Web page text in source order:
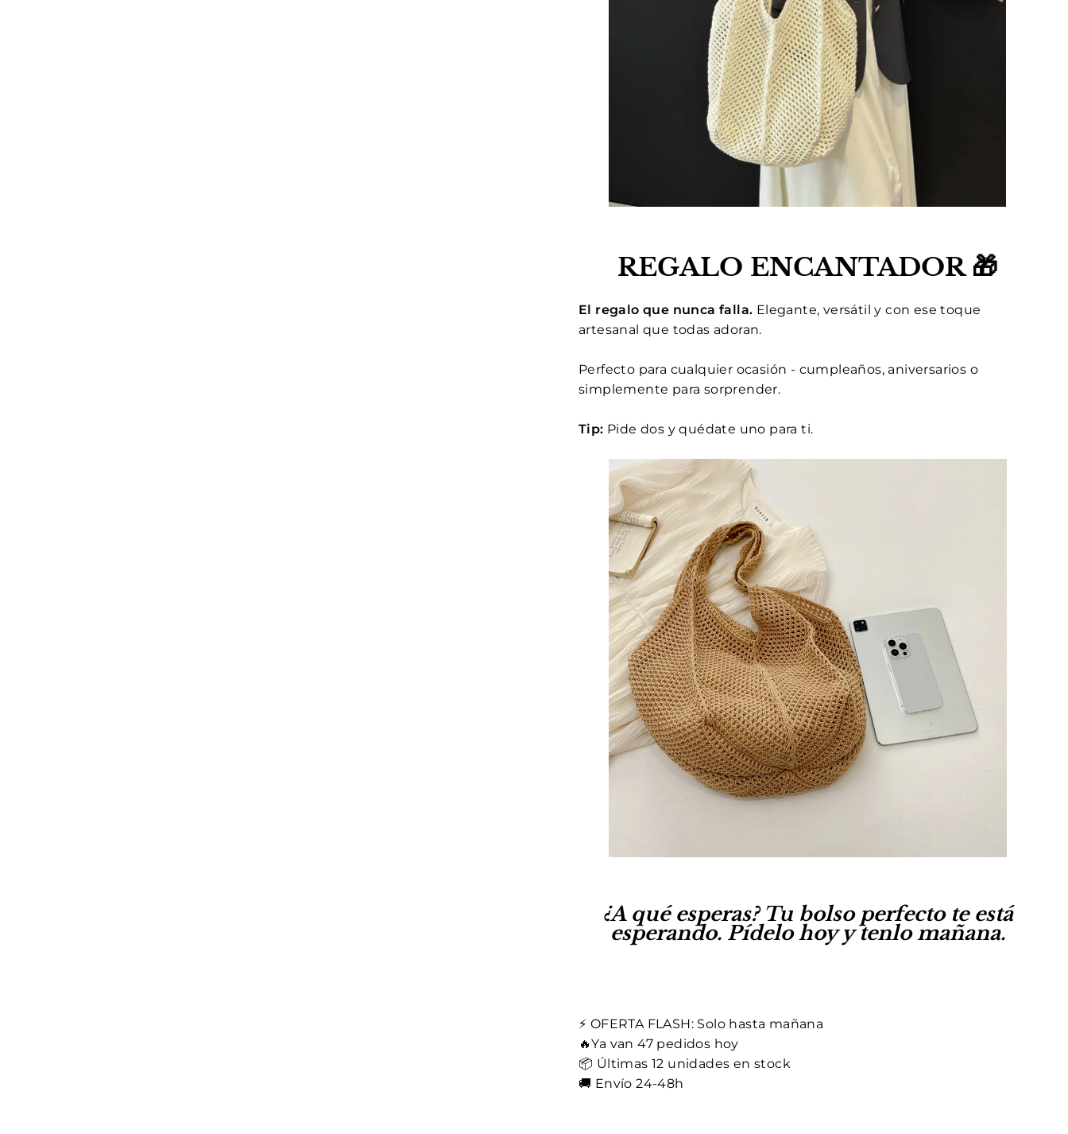
REGALO ENCANTADOR 🎁
El regalo que nunca falla. Elegante, versátil y con ese toque
artesanal que todas adoran.
Perfecto para cualquier ocasión - cumpleaños, aniversarios o
simplemente para sorprender.
Tip: Pide dos y quédate uno para ti.
¿A qué esperas? Tu bolso perfecto te está
esperando. Pídelo hoy y tenlo mañana.
⚡ OFERTA FLASH: Solo hasta mañana
🔥Ya van 47 pedidos hoy
📦 Últimas 12 unidades en stock
🚚 Envío 24-48h